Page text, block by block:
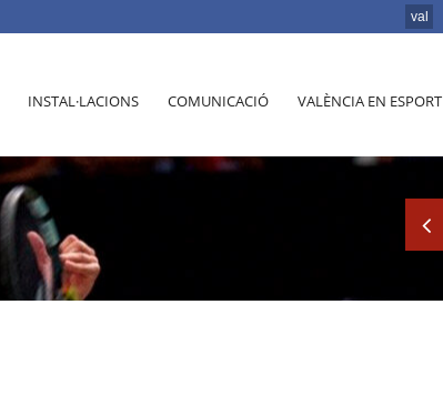
val
INSTAL·LACIONS COMUNICACIÓ VALÈNCIA EN ESPORT